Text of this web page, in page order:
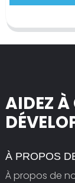
AIDEZ À
À PROPOS
À propos de